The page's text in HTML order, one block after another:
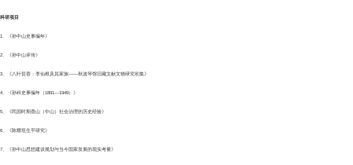
科研项目
1、《孙中山史事编年》
2、《孙中山评传》
3、《八叶芸香：李仙根及其家族——秋波琴馆旧藏文献文物研究初集》
4、《孙科史事编年（1891—1949）》
5、《民国时期香山（中山）社会治理的历史经验》
6、《陈耀垣生平研究》
7、《孙中山思想建设规划与当今国家发展的现实考量》